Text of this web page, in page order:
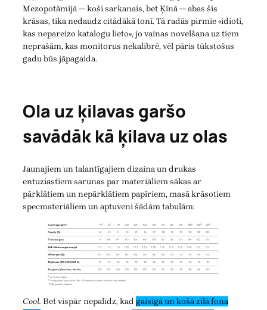
Mezopotāmijā — koši sarkanais, bet Ķīnā — abas šīs
krāsas, tika nedaudz citādākā tonī. Tā radās pirmie «idioti,
kas nepareizo katalogu lieto», jo vainas novelšana uz tiem
neprašām, kas monitorus nekalibrē, vēl pāris tūkstošus
gadu būs jāpagaida.
Ola uz ķilavas garšo
savādāk kā ķilava uz olas
Jaunajiem un talantīgajiem dizaina un drukas
entuziastiem sarunas par materiāliem sākas ar
pārklātiem un nepārklātiem papīriem, masā krāsotiem
specmateriāliem un aptuveni šādām tabulām:
Cool. Bet vispār nepalīdz, kad gaisīgā un košā zilā fona